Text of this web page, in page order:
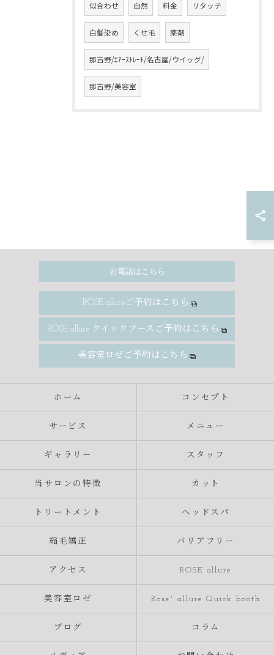
似合わせ 自然 料金 リタッチ
白髪染め くせ毛 薬剤
那古野/ｴｱｰｽﾄﾚｰﾄ/名古屋/ウイッグ/
那古野/美容室
お電話はこちら
ROSE allureご予約はこちら
ROSE allure クイックブースご予約はこちら
美容室ロぜご予約はこちら
ホーム コンセプト
サービス メニュー
ギャラリー スタッフ
当サロンの特徴 カット
トリートメント ヘッドスパ
縮毛矯正 バリアフリー
アクセス ROSE allure
美容室ロゼ Rose' allure Quick booth
ブログ コラム